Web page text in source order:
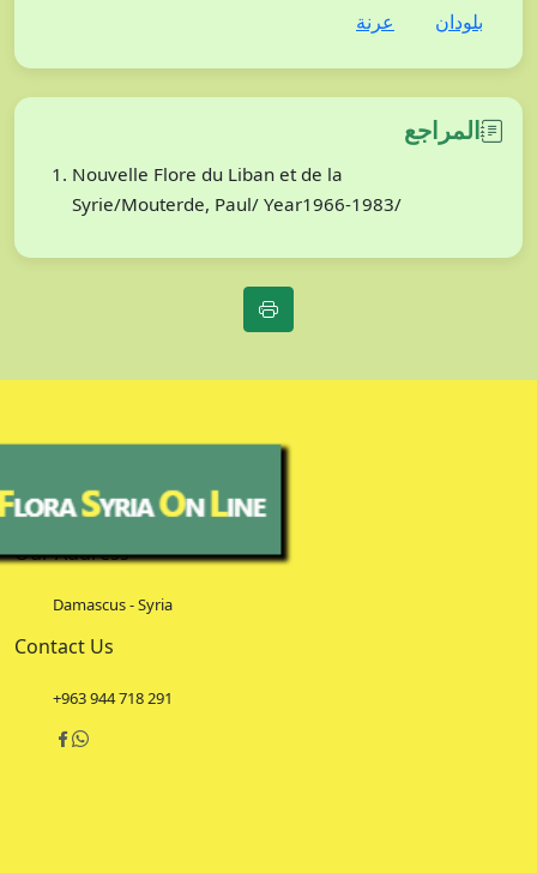
بلودان عرنة
المراجع
Nouvelle Flore du Liban et de la
Syrie/Mouterde, Paul/ Year1966-1983/
Our Address
Damascus - Syria
Contact Us
+963 944 718 291